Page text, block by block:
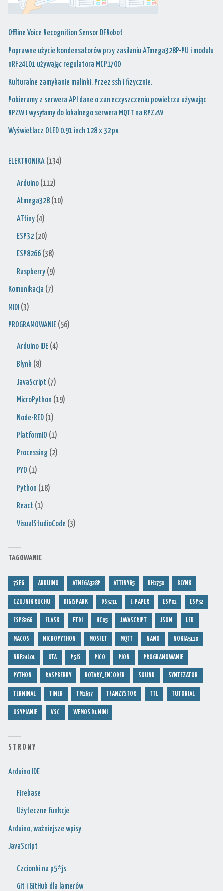
Offline Voice Recognition Sensor DFRobot
Poprawne użycie kondensatorów przy zasilaniu ATmega328P-PU i modułu
nRF24L01 używając regulatora MCP1700
Kulturalne zamykanie malinki. Przez ssh i fizycznie.
Pobieramy z serwera API dane o zanieczyszczeniu powietrza używając
RPZW i wysyłamy do lokalnego serwera MQTT na RPZ2W
Wyświetlacz OLED 0.91 inch 128 x 32 px
ELEKTRONIKA (134)
Arduino (112)
Atmega328 (10)
ATtiny (4)
ESP32 (20)
ESP8266 (38)
Raspberry (9)
Komunikacja (7)
MIDI (3)
PROGRAMOWANIE (56)
Arduino IDE (4)
Blynk (8)
JavaScript (7)
MicroPython (19)
Node-RED (1)
PlatformIO (1)
Processing (2)
PYO (1)
Python (18)
React (1)
VisualStudioCode (3)
TAGOWANIE
7SEG ARDUINO ATMEGA328P ATTINY85 BH1750 BLYNK
CZUJNIK RUCHU DIGISPARK DS3231 E-PAPER ESP01 ESP32
ESP8266 FLASK FTDI HC05 JAVASCRIPT JSON LED
MACOS MICROPYTHON MOSFET MQTT NANO NOKIA5110
NRF24L01 OTA P5JS PICO PJON PROGRAMOWANIE
PYTHON RASPBERRY ROTARY_ENCODER SOUND SYNTEZATOR
TERMINAL TIMER TM1637 TRANZYSTOR TTL TUTORIAL
USYPIANIE VSC WEMOS D1 MINI
S T R O N Y
Arduino IDE
Firebase
Użyteczne funkcje
Arduino, ważniejsze wpisy
JavaScript
Czcionki na p5*js
Git i GitHub dla lamerów